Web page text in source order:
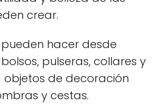
crear.
hacer desde
pulseras, collares y
objetos de decoración
y cestas.